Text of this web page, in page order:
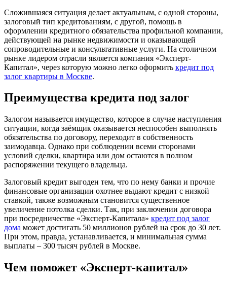
Сложившаяся ситуация делает актуальным, с одной стороны,
залоговый тип кредитованиям, с другой, помощь в
оформлении кредитного обязательства профильной компании,
действующей на рынке недвижимости и оказывающей
сопроводительные и консультативные услуги. На столичном
рынке лидером отрасли является компания «Эксперт-
Капитал», через которую можно легко оформить кредит под
залог квартиры в Москве.
Преимущества кредита под залог
Залогом называется имущество, которое в случае наступления
ситуации, когда заёмщик оказывается неспособен выполнять
обязательства по договору, переходит в собственность
заимодавца. Однако при соблюдении всеми сторонами
условий сделки, квартира или дом остаются в полном
распоряжении текущего владельца.
Залоговый кредит выгоден тем, что по нему банки и прочие
финансовые организации охотнее выдают кредит с низкой
ставкой, также возможным становится существенное
увеличение потолка сделки. Так, при заключении договора
при посредничестве «Эксперт-Капитала» кредит под залог
дома может достигать 50 миллионов рублей на срок до 30 лет.
При этом, правда, устанавливается, и минимальная сумма
выплаты – 300 тысяч рублей в Москве.
Чем поможет «Эксперт-капитал»